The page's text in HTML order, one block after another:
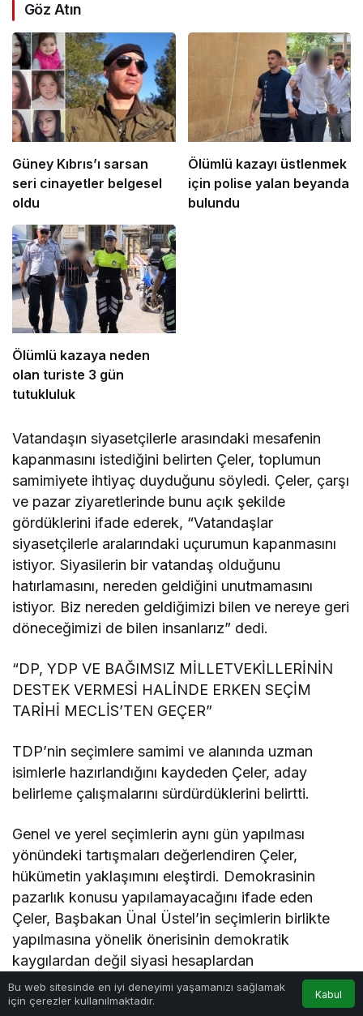
Göz Atın
Güney Kıbrıs’ı sarsan
seri cinayetler belgesel
oldu
Ölümlü kazayı üstlenmek
için polise yalan beyanda
bulundu
Ölümlü kazaya neden
olan turiste 3 gün
tutukluluk
Vatandaşın siyasetçilerle arasındaki mesafenin
kapanmasını istediğini belirten Çeler, toplumun
samimiyete ihtiyaç duyduğunu söyledi. Çeler, çarşı
ve pazar ziyaretlerinde bunu açık şekilde
gördüklerini ifade ederek, “Vatandaşlar
siyasetçilerle aralarındaki uçurumun kapanmasını
istiyor. Siyasilerin bir vatandaş olduğunu
hatırlamasını, nereden geldiğini unutmamasını
istiyor. Biz nereden geldiğimizi bilen ve nereye geri
döneceğimizi de bilen insanlarız” dedi.
“DP, YDP VE BAĞIMSIZ MİLLETVEKİLLERİNİN
DESTEK VERMESİ HALİNDE ERKEN SEÇİM
TARİHİ MECLİS’TEN GEÇER”
TDP’nin seçimlere samimi ve alanında uzman
isimlerle hazırlandığını kaydeden Çeler, aday
belirleme çalışmalarını sürdürdüklerini belirtti.
Genel ve yerel seçimlerin aynı gün yapılması
yönündeki tartışmaları değerlendiren Çeler,
hükümetin yaklaşımını eleştirdi. Demokrasinin
pazarlık konusu yapılamayacağını ifade eden
Çeler, Başbakan Ünal Üstel’in seçimlerin birlikte
yapılmasına yönelik önerisinin demokratik
kaygılardan değil siyasi hesaplardan
kaynaklandığını söyledi. Hükümetin toplumdaki
değişim talebini göremediğini belirten Çeler,
Bu web sitesinde en iyi deneyimi yaşamanızı sağlamak
için çerezler kullanılmaktadır.
Kabul
Anasayfa Hesabım